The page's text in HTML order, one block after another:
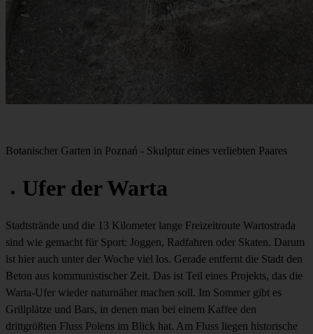
Botanischer Garten in Poznań - Skulptur eines verliebten Paares
Ufer der Warta
Stadtstrände und die 13 Kilometer lange Freizeitroute Wartostrada
sind wie gemacht für Sport: Joggen, Radfahren oder Skaten. Darum
ist hier auch unter der Woche viel los. Gerade entfernt die Stadt den
Beton aus kommunistischer Zeit. Das ist Teil eines Projekts, das die
Warta-Ufer wieder naturnäher machen soll. Im Sommer gibt es
Grillplätze und Bars, in denen man bei einem Kaffee den
drittgrößten Fluss Polens im Blick hat. Am Fluss liegen historische